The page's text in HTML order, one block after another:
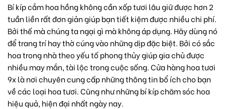
Bí kíp cắm hoa hồng không cần xốp tươi lâu giữ được hơn 2
tuần liền rất đơn giản giúp bạn tiết kiệm được nhiều chi phí.
Bởi thế mà chúng ta ngại gì mà không áp dụng. Hãy dùng nó
để trang trí hay thờ cúng vào những dịp đặc biệt. Bởi có sắc
hoa trong nhà theo yếu tố phong thủy giúp gia chủ được
nhiều may mắn, tài lộc trong cuộc sống.Cửa hàng hoa tươi
9xlà nơi chuyên cung cấp những thông tin bổ ích cho bạn
về các loại hoa tươi. Cũng như những bí kíp chăm sóc hoa
hiệu quả, hiện đại nhất ngày nay.